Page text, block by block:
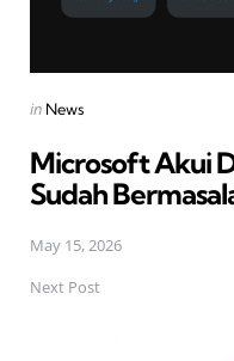
Posted
in News
Microsoft Akui
Sudah
May 15, 2026
Next Post